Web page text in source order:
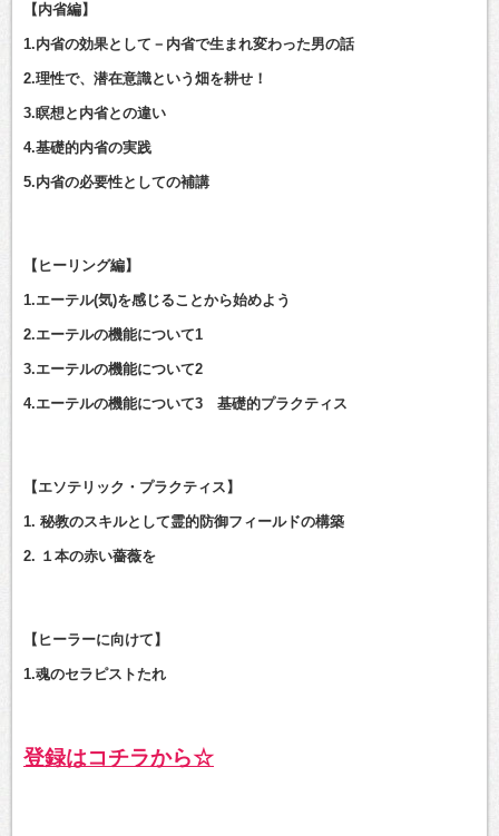
【内省編】
1.内省の効果として－内省で生まれ変わった男の話
2.理性で、潜在意識という畑を耕せ！
3.瞑想と内省との違い
4.基礎的内省の実践
5.内省の必要性としての補講
【ヒーリング編】
1.エーテル(気)を感じることから始めよう
2.エーテルの機能について1
3.エーテルの機能について2
4.エーテルの機能について3 基礎的プラクティス
【エソテリック・プラクティス】
1. 秘教のスキルとして霊的防御フィールドの構築
2. １本の赤い薔薇を
【ヒーラーに向けて】
1.魂のセラピストたれ
登録はコチラから☆